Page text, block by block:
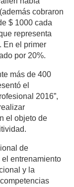
cobraron
$ 1000 cada
representa
En el primer
por 20%.
más de 400
el
2016”,
el objeto de
de
entrenamiento
y la